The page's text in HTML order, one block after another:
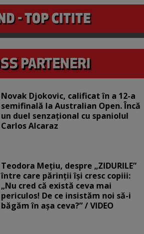
Novak Djokovic, calificat în a 12-a
semifinală la Australian Open. Încă
un duel senzațional cu spaniolul
Carlos Alcaraz
Teodora Mețiu, despre „ZIDURILE”
între care părinții își cresc copiii:
„Nu cred că există ceva mai
periculos! De ce insistăm noi să-i
băgăm în așa ceva?” / VIDEO